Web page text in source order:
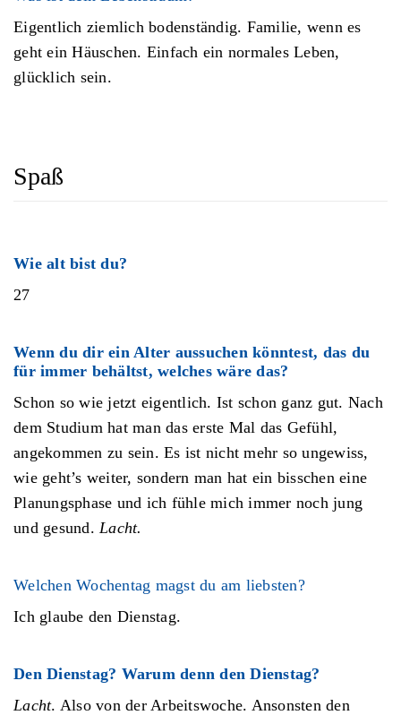
Eigentlich ziemlich bodenständig. Familie, wenn es
geht ein Häuschen. Einfach ein normales Leben,
glücklich sein.
Spaß
Wie alt bist du?
27
Wenn du dir ein Alter aussuchen könntest, das du
für immer behältst, welches wäre das?
Schon so wie jetzt eigentlich. Ist schon ganz gut. Nach
dem Studium hat man das erste Mal das Gefühl,
angekommen zu sein. Es ist nicht mehr so ungewiss,
wie geht’s weiter, sondern man hat ein bisschen eine
Planungsphase und ich fühle mich immer noch jung
und gesund. Lacht.
Welchen Wochentag magst du am liebsten?
Ich glaube den Dienstag.
Den Dienstag? Warum denn den Dienstag?
Lacht. Also von der Arbeitswoche. Ansonsten den